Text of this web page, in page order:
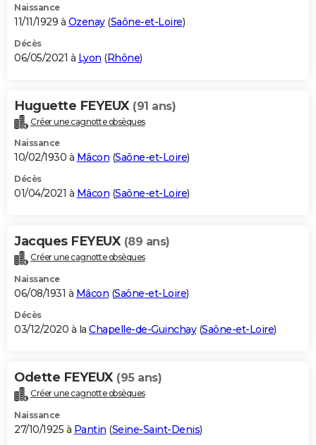
Naissance
11/11/1929 à Ozenay(Saône-et-Loire)
Décès
06/05/2021 à Lyon (Rhône)
Huguette FEYEUX (91 ans)
Créer une cagnotte obsèques
Naissance
10/02/1930 à Mâcon (Saône-et-Loire)
Décès
01/04/2021 à Mâcon (Saône-et-Loire)
Jacques FEYEUX (89 ans)
Créer une cagnotte obsèques
Naissance
06/08/1931 à Mâcon (Saône-et-Loire)
Décès
03/12/2020 à la Chapelle-de-Guinchay(Saône-et-Loire)
Odette FEYEUX (95 ans)
Créer une cagnotte obsèques
Naissance
27/10/1925 à Pantin (Seine-Saint-Denis)